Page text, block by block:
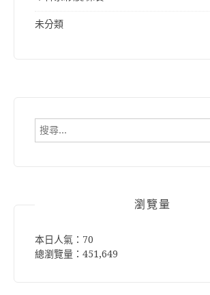
未分類
搜
瀏覽量
本日人氣：70
總瀏覽量：451,649